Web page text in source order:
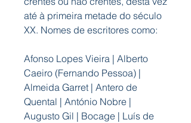
até à primeira metade do século
XX. Nomes de escritores como:
Afonso Lopes Vieira | Alberto
Caeiro (Fernando Pessoa) |
Almeida Garret | Antero de
Quental | António Nobre |
Augusto Gil | Bocage | Luís de